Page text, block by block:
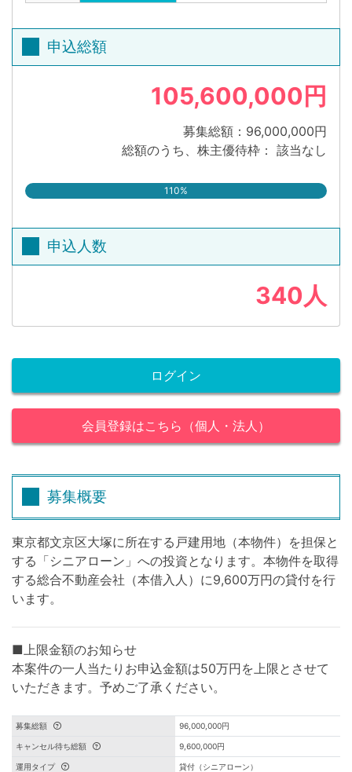
申込総額
105,600,000円
募集総額：96,000,000円
総額のうち、株主優待枠： 該当なし
110%
申込人数
340人
ログイン
会員登録はこちら（個人・法人）
募集概要
東京都文京区大塚に所在する戸建用地（本物件）を担保と
する「シニアローン」への投資となります。本物件を取得
する総合不動産会社（本借入人）に9,600万円の貸付を行
います。
■上限金額のお知らせ
本案件の一人当たりお申込金額は50万円を上限とさせて
いただきます。予めご了承ください。
募集総額 96,000,000円
キャンセル待ち総額 9,600,000円
運用タイプ 貸付（シニアローン）